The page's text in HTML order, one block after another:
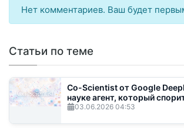
Нет комментариев. Ваш будет
Статьи по теме
Co-Scientist от Google
науке агент, который
03.06.2026 04:53